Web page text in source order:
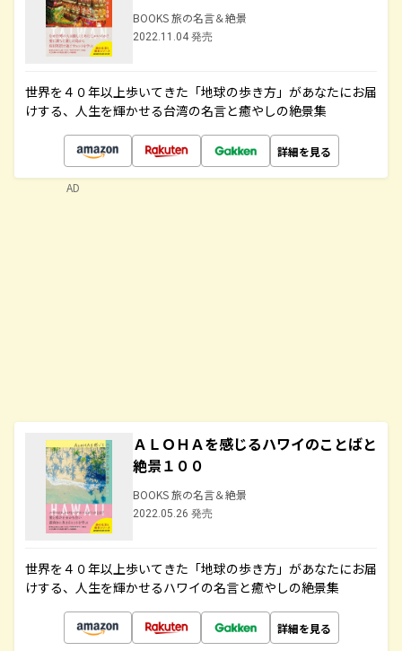
BOOKS 旅の名言＆絶景
2022.11.04 発売
世界を４０年以上歩いてきた「地球の歩き方」があなたにお届
けする、人生を輝かせる台湾の名言と癒やしの絶景集
詳細を見る
ＡＬＯＨＡを感じるハワイのことばと
絶景１００
BOOKS 旅の名言＆絶景
2022.05.26 発売
世界を４０年以上歩いてきた「地球の歩き方」があなたにお届
けする、人生を輝かせるハワイの名言と癒やしの絶景集
詳細を見る
AD